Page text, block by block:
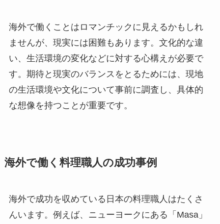
海外で働くことはロマンチックに見えるかもしれ
ませんが、現実には困難もあります。文化的な違
い、生活環境の変化などに対する心構えが必要で
す。期待と現実のバランスをとるためには、現地
の生活環境や文化について事前に調査し、具体的
な想像を持つことが重要です。
海外で働く料理職人の成功事例
海外で成功を収めている日本の料理職人はたくさ
んいます。例えば、ニューヨークにある「Masa」